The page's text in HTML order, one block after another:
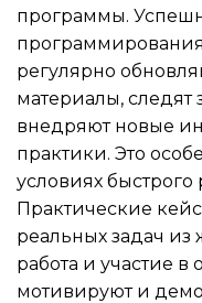
программы.
регулярно
материалы, следят
внедряют новые
практики. Это
условиях быстрого
Практические
реальных задач
работа и участие
мотивируют и